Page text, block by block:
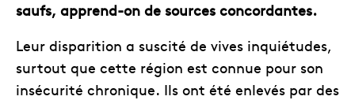
saufs, apprend-on de sources concordantes.
Leur disparition a suscité de vives inquiétudes,
surtout que cette région est connue pour son
insécurité chronique. Ils ont été enlevés par des